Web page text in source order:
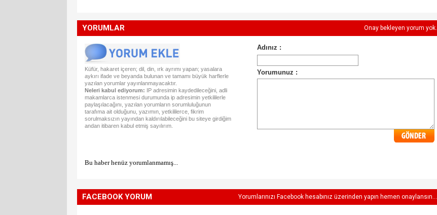
YORUMLAR Onay bekleyen yorum yok.
Küfür, hakaret içeren; dil, din, ırk ayrımı yapan; yasalara
aykırı ifade ve beyanda bulunan ve tamamı büyük harflerle
yazılan yorumlar yayınlanmayacaktır.
Neleri kabul ediyorum: IP adresimin kaydedileceğini, adli
makamlarca istenmesi durumunda ip adresimin yetkililerle
paylaşılacağını, yazılan yorumların sorumluluğunun
tarafıma ait olduğunu, yazımın, yetkililerce, fikrim
sorulmaksızın yayından kaldırılabileceğini bu siteye girdiğim
andan itibaren kabul etmiş sayılırım.
Bu haber henüz yorumlanmamış...
FACEBOOK YORUM Yorumlarınızı Facebook hesabınız üzerinden yapın hemen onaylansın...